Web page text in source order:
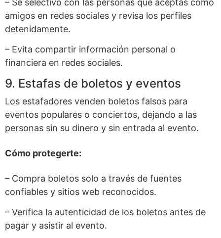
– Sé selectivo con las personas que aceptas como
amigos en redes sociales y revisa los perfiles
detenidamente.
– Evita compartir información personal o
financiera en redes sociales.
9. Estafas de boletos y eventos
Los estafadores venden boletos falsos para
eventos populares o conciertos, dejando a las
personas sin su dinero y sin entrada al evento.
Cómo protegerte:
– Compra boletos solo a través de fuentes
confiables y sitios web reconocidos.
– Verifica la autenticidad de los boletos antes de
pagar y asistir al evento.